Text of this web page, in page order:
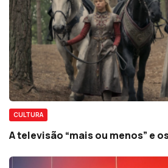
CULTURA
A televisão “mais ou menos” e